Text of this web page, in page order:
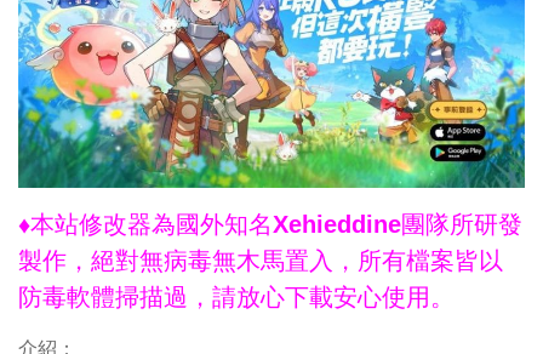
♦本站修改器為國外知名Xehieddine團隊所研發
製作，絕對無病毒無木馬置入，所有檔案皆以
防毒軟體掃描過，請放心下載安心使用。
介紹：